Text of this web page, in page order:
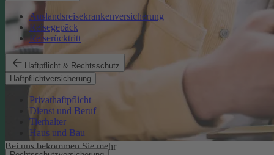
Auslandsreisekrankenversicherung
Reisegepäck
Reiserücktritt
Haftpflicht & Rechtsschutz
Haftpflichtversicherung
Privathaftpflicht
Dienst und Beruf
Tierhalter
Haus und Bau
Bei uns bekommen Sie mehr